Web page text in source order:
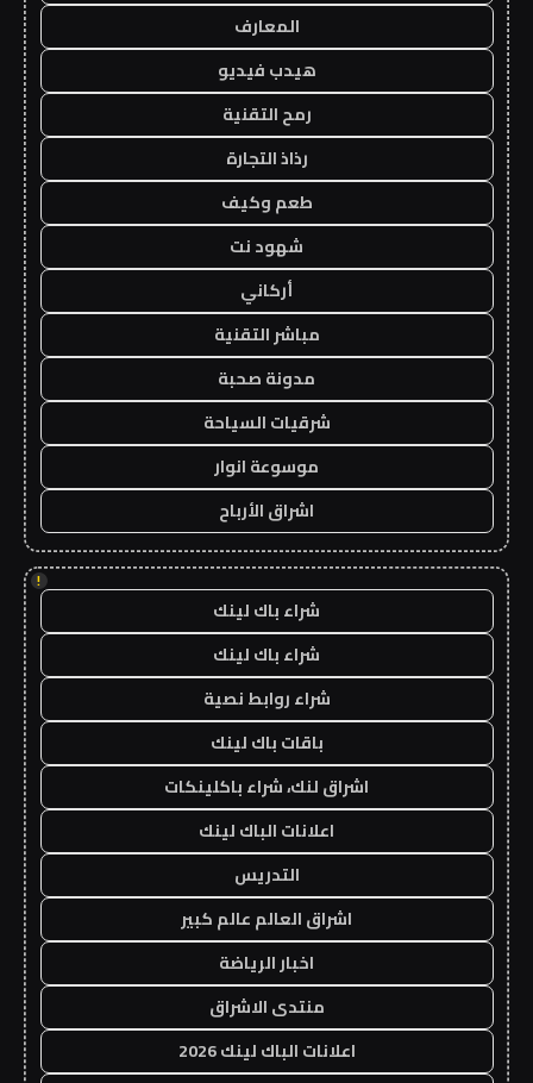
المعارف
هيدب فيديو
رمح التقنية
رذاذ التجارة
طعم وكيف
شهود نت
أركاني
مباشر التقنية
مدونة صحبة
شرقيات السياحة
موسوعة انوار
اشراق الأرباح
!
شراء باك لينك
شراء باك لينك
شراء روابط نصية
باقات باك لينك
اشراق لنك، شراء باكلينكات
اعلانات الباك لينك
التدريس
اشراق العالم عالم كبير
اخبار الرياضة
منتدى الاشراق
اعلانات الباك لينك 2026